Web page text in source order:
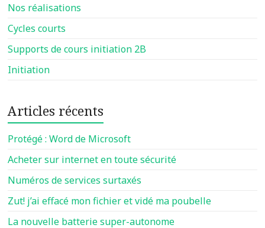
Nos réalisations
Cycles courts
Supports de cours initiation 2B
Initiation
Articles récents
Protégé : Word de Microsoft
Acheter sur internet en toute sécurité
Numéros de services surtaxés
Zut! j’ai effacé mon fichier et vidé ma poubelle
La nouvelle batterie super-autonome